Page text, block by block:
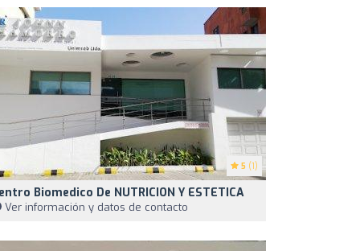
5 (1)
Biomedico De NUTRICION Y ESTETICA
Ver información y datos de contacto